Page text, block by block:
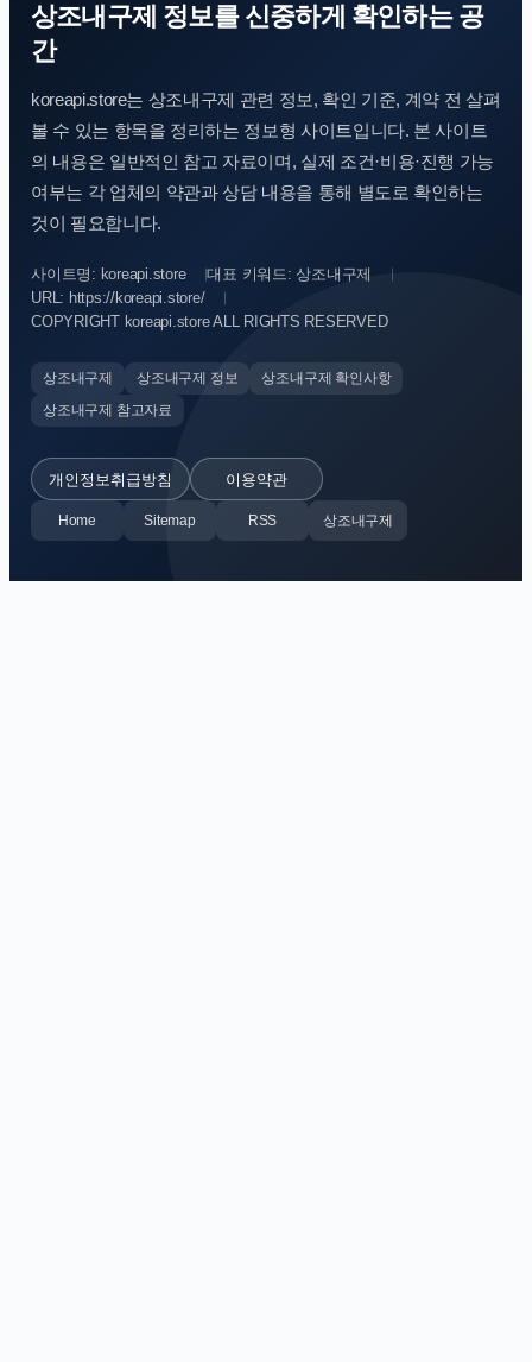
상조내구제 정보를 신중하게 확인하는 공
간
koreapi.store는 상조내구제 관련 정보, 확인 기준, 계약 전 살펴
볼 수 있는 항목을 정리하는 정보형 사이트입니다. 본 사이트
의 내용은 일반적인 참고 자료이며, 실제 조건·비용·진행 가능
여부는 각 업체의 약관과 상담 내용을 통해 별도로 확인하는
것이 필요합니다.
사이트명: koreapi.store
대표 키워드: 상조내구제
URL: https://koreapi.store/
COPYRIGHT koreapi.store ALL RIGHTS RESERVED
상조내구제 상조내구제 정보
상조내구제 확인사항
상조내구제 참고자료
개인정보취급방침 이용약관
Home Sitemap RSS 상조내구제